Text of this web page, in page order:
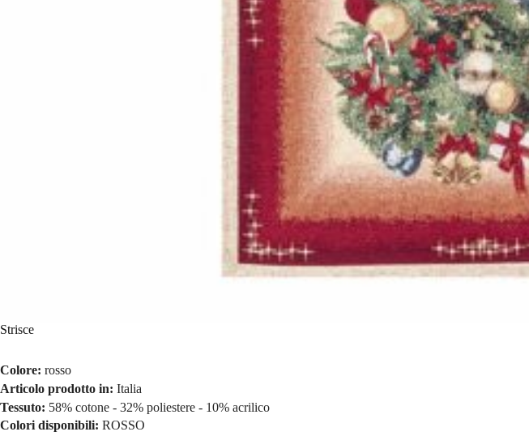
Strisce
Colore: rosso
Articolo prodotto in: Italia
Tessuto: 58% cotone - 32% poliestere - 10% acrilico
Colori disponibili: ROSSO